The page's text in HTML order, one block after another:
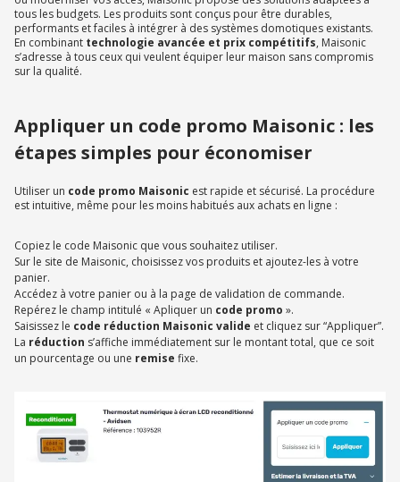
tous les budgets. Les produits sont conçus pour être durables,
performants et faciles à intégrer à des systèmes domotiques existants.
En combinant technologie avancée et prix compétitifs, Maisonic
s’adresse à tous ceux qui veulent équiper leur maison sans compromis
sur la qualité.
Appliquer un code promo Maisonic : les
étapes simples pour économiser
Utiliser un code promo Maisonic est rapide et sécurisé. La procédure
est intuitive, même pour les moins habitués aux achats en ligne :
Copiez le code Maisonic que vous souhaitez utiliser.
Sur le site de Maisonic, choisissez vos produits et ajoutez-les à votre
panier.
Accédez à votre panier ou à la page de validation de commande.
Repérez le champ intitulé « Apliquer un code promo ».
Saisissez le code réduction Maisonic valide et cliquez sur “Appliquer”.
La réduction s’affiche immédiatement sur le montant total, que ce soit
un pourcentage ou une remise fixe.